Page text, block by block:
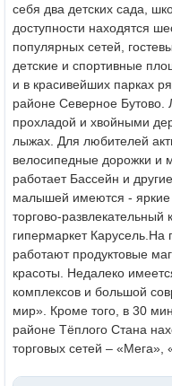
себя два детских сада,
доступности находятся
популярных сетей,
детские и спортивные
и в красивейших парках
районе Северное Бутово.
прохладой и хвойными
лыжах. Для любителей
велосипедные дорожки и
работает Бассейн и
малышей имеются - яркие
торгово-развлекательный
гипермаркет Карусель. На
работают продуктовые
красоты. Недалеко
комплексов и большой
мир». Кроме того, в 30
районе Тёплого Стана
торговых сетей – «Мега»,